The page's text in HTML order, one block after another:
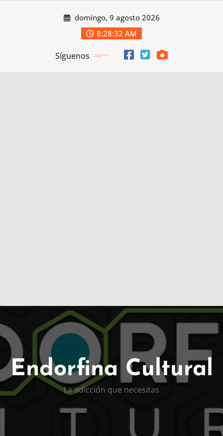
domingo, 9 agosto 2026
8:28:34 AM
Síguenos
Endorfina Cultural
La adicción que necesitas